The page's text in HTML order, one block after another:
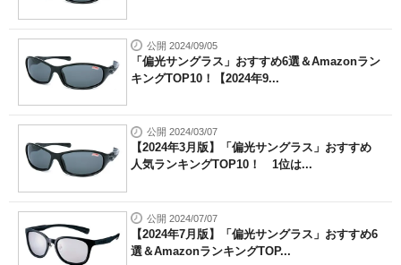
公開 2024/09/05
「偏光サングラス」おすすめ6選＆Amazonラン
キングTOP10！【2024年9...
公開 2024/03/07
【2024年3月版】「偏光サングラス」おすすめ
人気ランキングTOP10！ 1位は...
公開 2024/07/07
【2024年7月版】「偏光サングラス」おすすめ6
選＆AmazonランキングTOP...